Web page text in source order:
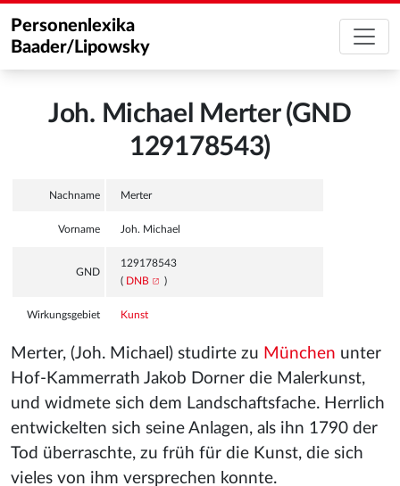
Personenlexika
Baader/Lipowsky
Joh. Michael Merter (GND
129178543)
Nachname Merter
Vorname Joh. Michael
GND
129178543
( DNB )
Wirkungsgebiet Kunst
Merter, (Joh. Michael) studirte zu München unter
Hof-Kammerrath Jakob Dorner die Malerkunst,
und widmete sich dem Landschaftsfache. Herrlich
entwickelten sich seine Anlagen, als ihn 1790 der
Tod überraschte, zu früh für die Kunst, die sich
vieles von ihm versprechen konnte.